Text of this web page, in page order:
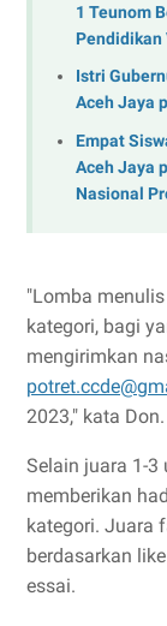
1 Teunom
Pendidikan
Istri
Aceh Jaya
Empat
Aceh Jaya
Nasional
"Lomba
kategori, bagi
mengirimkan
2023," kata Don.
Selain juara 1-3
memberikan
kategori. Juara
berdasarkan
essai.